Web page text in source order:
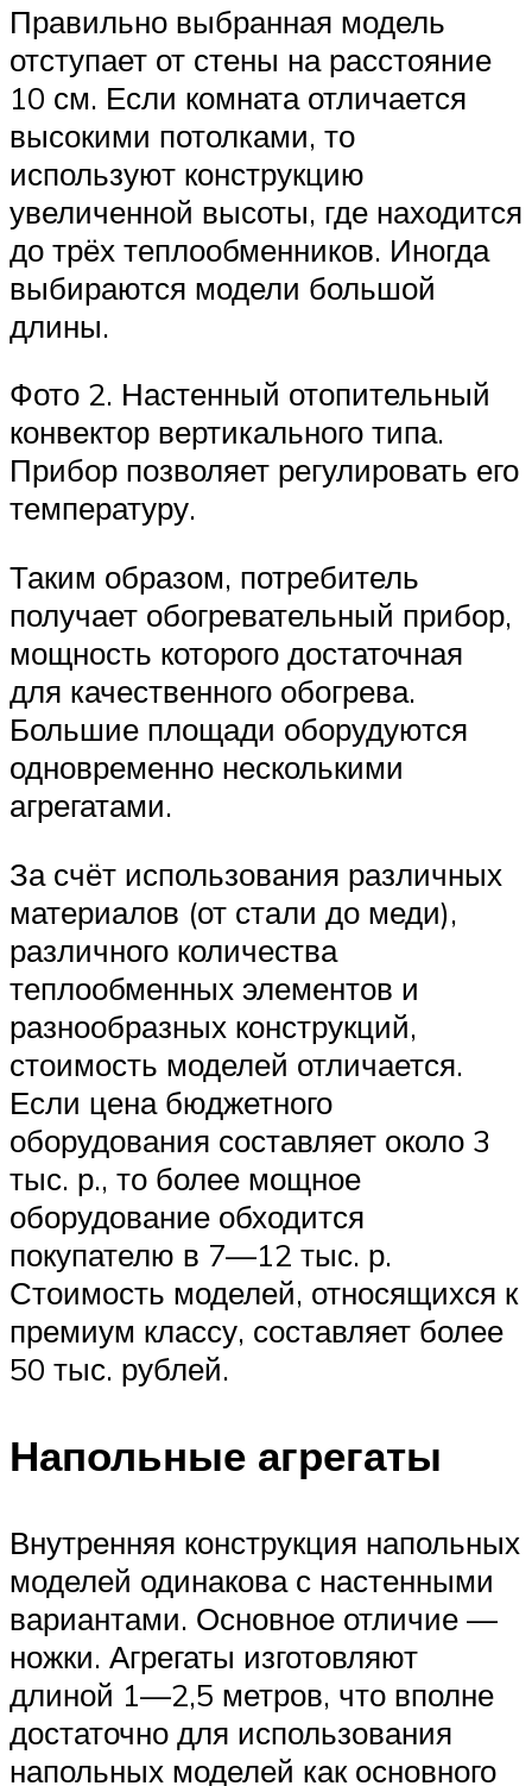
Правильно выбранная модель
отступает от стены на расстояние
10 см. Если комната отличается
высокими потолками, то
используют конструкцию
увеличенной высоты, где находится
до трёх теплообменников. Иногда
выбираются модели большой
длины.
Фото 2. Настенный отопительный
конвектор вертикального типа.
Прибор позволяет регулировать его
температуру.
Таким образом, потребитель
получает обогревательный прибор,
мощность которого достаточная
для качественного обогрева.
Большие площади оборудуются
одновременно несколькими
агрегатами.
За счёт использования различных
материалов (от стали до меди),
различного количества
теплообменных элементов и
разнообразных конструкций,
стоимость моделей отличается.
Если цена бюджетного
оборудования составляет около 3
тыс. р., то более мощное
оборудование обходится
покупателю в 7—12 тыс. р.
Стоимость моделей, относящихся к
премиум классу, составляет более
50 тыс. рублей.
Напольные агрегаты
Внутренняя конструкция напольных
моделей одинакова с настенными
вариантами. Основное отличие —
ножки. Агрегаты изготовляют
длиной 1—2,5 метров, что вполне
достаточно для использования
напольных моделей как основного